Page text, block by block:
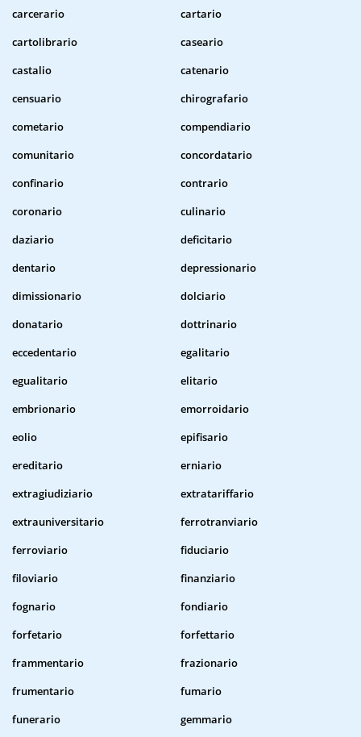
carcerario
cartario
cartolibrario
caseario
castalio
catenario
censuario
chirografario
cometario
compendiario
comunitario
concordatario
confinario
contrario
coronario
culinario
daziario
deficitario
dentario
depressionario
dimissionario
dolciario
donatario
dottrinario
eccedentario
egalitario
egualitario
elitario
embrionario
emorroidario
eolio
epifisario
ereditario
erniario
extragiudiziario
extratariffario
extrauniversitario
ferrotranviario
ferroviario
fiduciario
filoviario
finanziario
fognario
fondiario
forfetario
forfettario
frammentario
frazionario
frumentario
fumario
funerario
gemmario